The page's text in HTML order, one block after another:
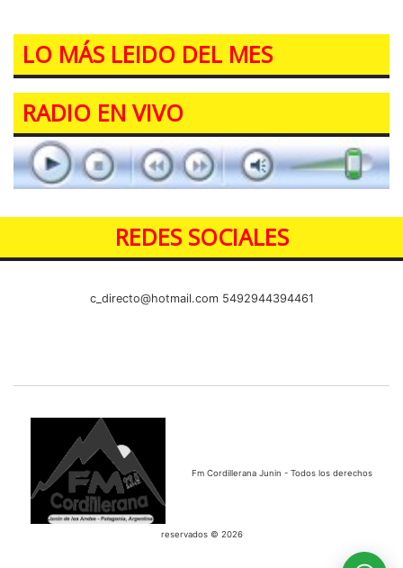
LO MÁS LEIDO DEL MES
RADIO EN VIVO
REDES SOCIALES
c_directo@hotmail.com5492944394461
Fm Cordillerana Junin - Todos los derechos
reservados © 2026